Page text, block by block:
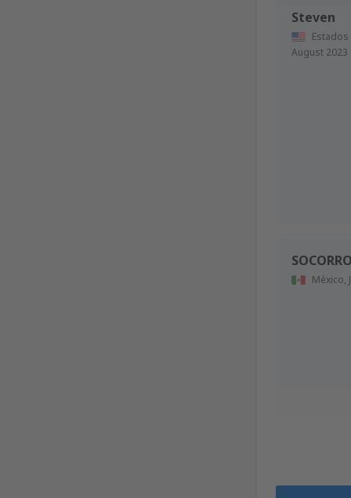
Steven
August 2023
México,